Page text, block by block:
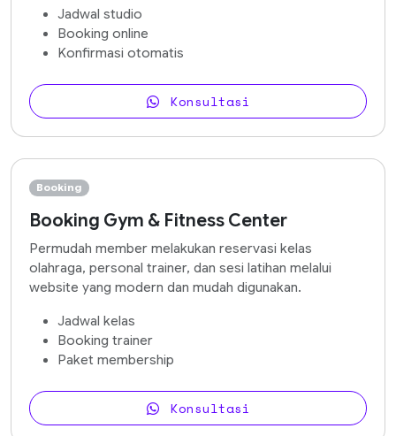
Jadwal studio
Booking online
Konfirmasi otomatis
Konsultasi
Booking
Booking Gym & Fitness Center
Permudah member melakukan reservasi kelas
olahraga, personal trainer, dan sesi latihan melalui
website yang modern dan mudah digunakan.
Jadwal kelas
Booking trainer
Paket membership
Konsultasi